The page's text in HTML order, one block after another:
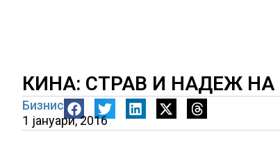
КИНА: СТРАВ И НАДЕЖ
Бизнис
1 јануари, 2016